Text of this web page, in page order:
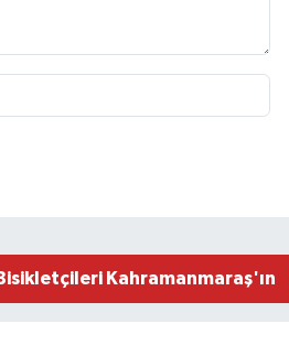
Kahramanmaraşlı
Kahramanmaraş'ın
Zehir Tacirlerine Eş Zamanlı